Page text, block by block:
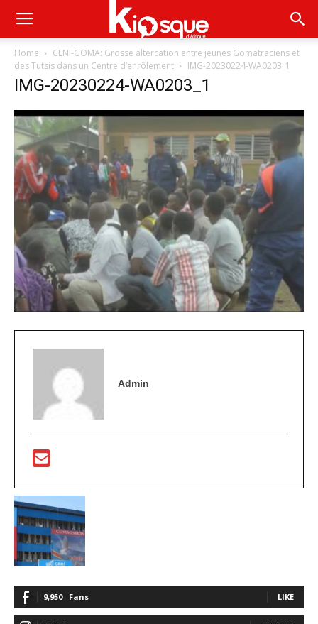
Home
CENI-GOMA: Grosse altercation entre jeunes Gomatraciens et
des Tutsis dans un Centre d’enrôlement
IMG-20230224-WA0203_1
IMG-20230224-WA0203_1
Admin
9,950 Fans LIKE